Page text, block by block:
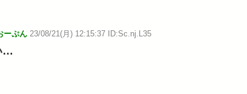
ーぷん 23/08/21(月) 12:15:37 ID:Sc.nj.L35
…